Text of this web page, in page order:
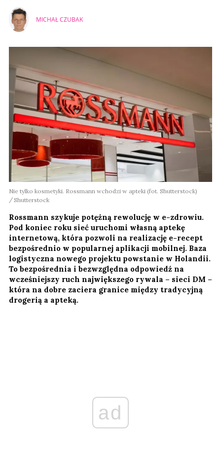
MICHAŁ CZUBAK
Nie tylko kosmetyki. Rossmann wchodzi w apteki (fot. Shutterstock)
Shutterstock
Rossmann szykuje potężną rewolucję w e-zdrowiu.
Pod koniec roku sieć uruchomi własną aptekę
internetową, która pozwoli na realizację e-recept
bezpośrednio w popularnej aplikacji mobilnej. Baza
logistyczna nowego projektu powstanie w Holandii.
To bezpośrednia i bezwzględna odpowiedź na
wcześniejszy ruch największego rywala – sieci DM –
która na dobre zaciera granice między tradycyjną
drogerią a apteką.
ad